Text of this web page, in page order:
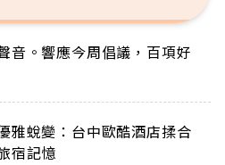
音。響應今周倡議，百項好
雅蛻變：台中歐酷酒店揉合
宿記憶